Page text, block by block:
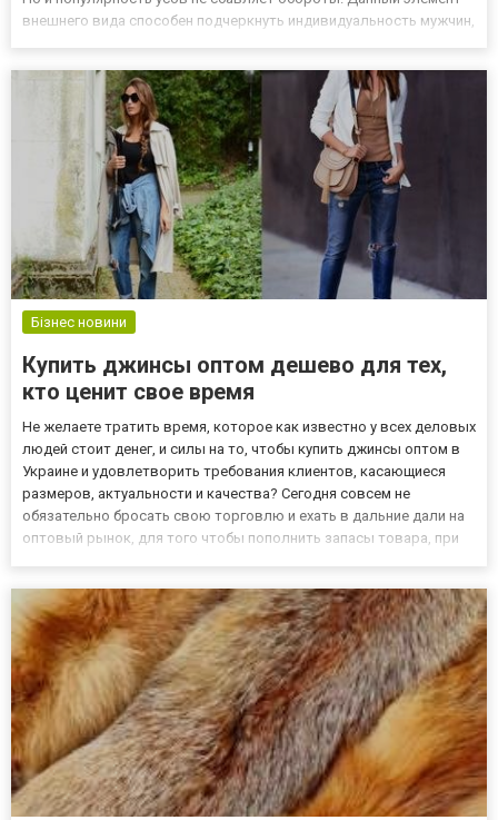
внешнего вида способен подчеркнуть индивидуальность мужчин,
Бізнес новини
Купить джинсы оптом дешево для тех,
кто ценит свое время
Не желаете тратить время, которое как известно у всех деловых
людей стоит денег, и силы на то, чтобы купить джинсы оптом в
Украине и удовлетворить требования клиентов, касающиеся
размеров, актуальности и качества? Сегодня совсем не
обязательно бросать свою торговлю и ехать в дальние дали на
оптовый рынок, для того чтобы пополнить запасы товара, при